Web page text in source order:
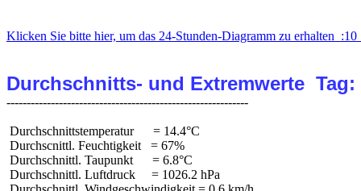
Klicken Sie bitte hier, um das 24-Stunden-Diagramm zu erhalten  :10
Durchschnitts- und Extremwerte  Tag:
Durchschnittstemperatur      = 14.4°C
Durchscnittl. Feuchtigkeit   = 67%
Durchschnittl. Taupunkt      = 6.8°C
Durchschnittl. Luftdruck     = 1026.2 hPa